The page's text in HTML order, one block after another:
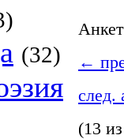
(32)
←
след.
(13